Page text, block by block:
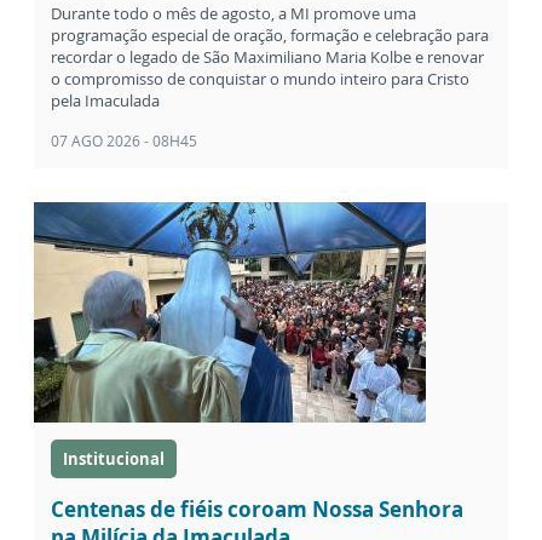
Durante todo o mês de agosto, a MI promove uma
programação especial de oração, formação e celebração para
recordar o legado de São Maximiliano Maria Kolbe e renovar
o compromisso de conquistar o mundo inteiro para Cristo
pela Imaculada
07 AGO 2026 - 08H45
Institucional
Centenas de fiéis coroam Nossa Senhora